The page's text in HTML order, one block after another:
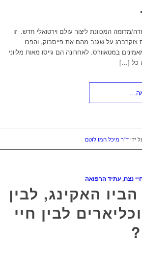
מדומה המכוונת ליצור עולם וירטואלי חדש. זו
צוקרברג על שגנב מהם את פייסבוק, והפכו
במטאוורס. לאחרונה הם גייסו מאות מליוני
כל […]
ידיד"ר מיכל חמו לוטם
נצח,עתיד הרפואה
האקינג, לבין
לבין חיי